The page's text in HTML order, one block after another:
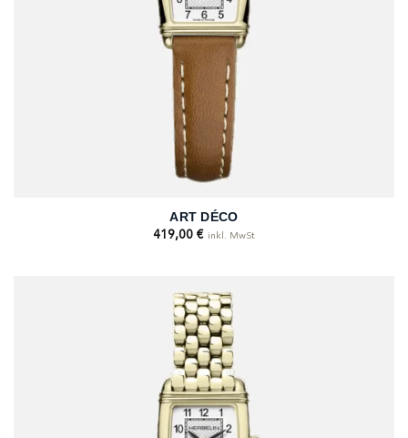
ART DÉCO
419,00 € inkl. MwSt